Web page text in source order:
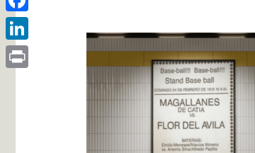
Facebook
LinkedIn